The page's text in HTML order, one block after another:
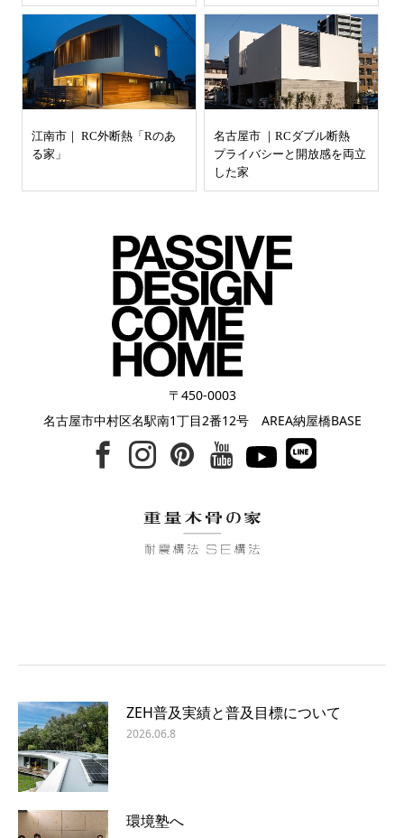
江南市｜ RC外断熱「Rのあ
る家」
名古屋市 ｜RCダブル断熱
プライバシーと開放感を両立
した家
〒450-0003
名古屋市中村区名駅南1丁目2番12号 AREA納屋橋BASE
ZEH普及実績と普及目標について
2026.06.8
環境塾へ